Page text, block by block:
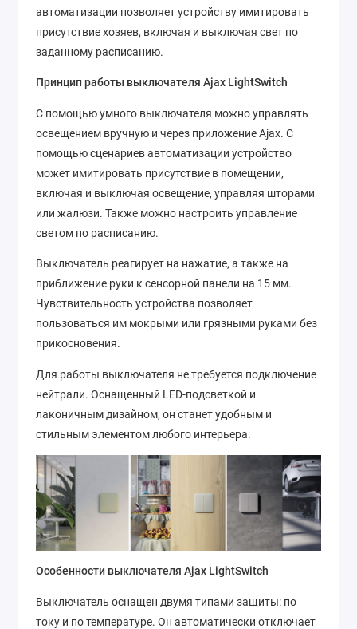
автоматизации позволяет устройству имитировать
присутствие хозяев, включая и выключая свет по
заданному расписанию.
Принцип работы выключателя Ajax LightSwitch
С помощью умного выключателя можно управлять
освещением вручную и через приложение Ajax. С
помощью сценариев автоматизации устройство
может имитировать присутствие в помещении,
включая и выключая освещение, управляя шторами
или жалюзи. Также можно настроить управление
светом по расписанию.
Выключатель реагирует на нажатие, а также на
приближение руки к сенсорной панели на 15 мм.
Чувствительность устройства позволяет
пользоваться им мокрыми или грязными руками без
прикосновения.
Для работы выключателя не требуется подключение
нейтрали. Оснащенный LED-подсветкой и
лаконичным дизайном, он станет удобным и
стильным элементом любого интерьера.
Особенности выключателя Ajax LightSwitch
Выключатель оснащен двумя типами защиты: по
току и по температуре. Он автоматически отключает